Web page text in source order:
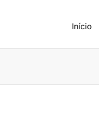
Início